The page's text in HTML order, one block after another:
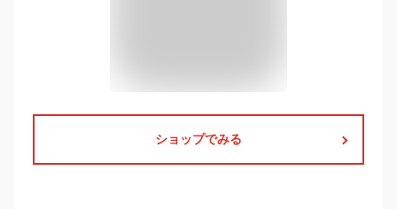
ショップでみる